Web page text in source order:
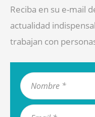
Reciba en su e-mail
actualidad
trabajan con